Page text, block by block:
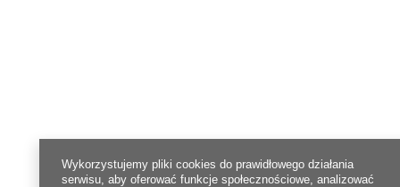
Wykorzystujemy pliki cookies do prawidłowego działania
serwisu, aby oferować funkcje społecznościowe, analizować